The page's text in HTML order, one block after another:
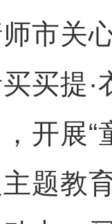
市关
买提
开展“
题教